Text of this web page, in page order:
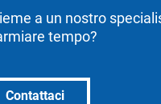
a un nostro
tempo?
Contattaci